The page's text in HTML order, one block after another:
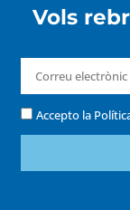
Vols
Accepto la